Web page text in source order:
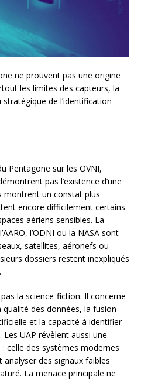
ne prouvent pas une origine
les limites des capteurs, la
de l’identification
Pentagone sur les OVNI,
pas l’existence d’une
montrent un constat plus
encore difficilement certains
aériens sensibles. La
l’ODNI ou la NASA sont
satellites, aéronefs ou
dossiers restent inexpliqués
la science-fiction. Il concerne
qualité des données, la fusion
et la capacité à identifier
UAP révèlent aussi une
celle des systèmes modernes
des signaux faibles
La menace principale ne